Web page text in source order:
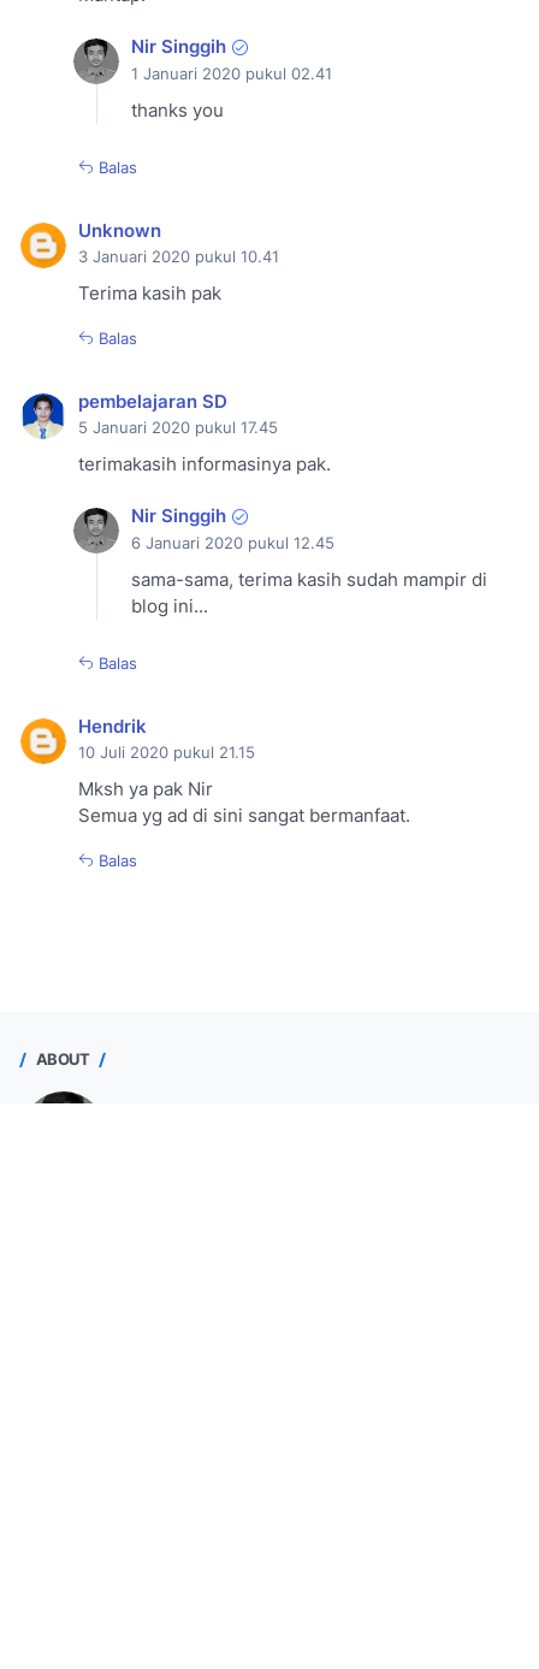
Nir Singgih
1 Januari 2020 pukul 02.41
thanks you
Balas
Unknown
3 Januari 2020 pukul 10.41
Terima kasih pak
Balas
pembelajaran SD
5 Januari 2020 pukul 17.45
terimakasih informasinya pak.
Nir Singgih
6 Januari 2020 pukul 12.45
sama-sama, terima kasih sudah mampir di
blog ini...
Balas
Hendrik
10 Juli 2020 pukul 21.15
Mksh ya pak Nir
Semua yg ad di sini sangat bermanfaat.
Balas
ABOUT